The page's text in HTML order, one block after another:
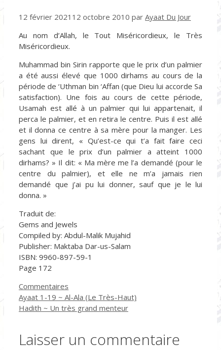
12 février 2021 12 octobre 2010 par Ayaat Du Jour
Au nom d’Allah, le Tout Miséricordieux, le Très
Miséricordieux.
Muhammad bin Sirin rapporte que le prix d’un palmier
a été aussi élevé que 1000 dirhams au cours de la
période de ‘Uthman bin ‘Affan (que Dieu lui accorde Sa
satisfaction). Une fois au cours de cette période,
Usamah est allé à un palmier qui lui appartenait, il
perca le palmier, et en retira le centre. Puis il est allé
et il donna ce centre à sa mère pour la manger. Les
gens lui dirent, « Qu’est-ce qui t’a fait faire ceci
sachant que le prix d’un palmier a atteint 1000
dirhams? » Il dit: « Ma mère me l’a demandé (pour le
centre du palmier), et elle ne m’a jamais rien
demandé que j’ai pu lui donner, sauf que je le lui
donna. »
Traduit de:
Gems and Jewels
Compiled by: Abdul-Malik Mujahid
Publisher: Maktaba Dar-us-Salam
ISBN: 9960-897-59-1
Page 172
Catégories
Commentaires
Ayaat 1-19 ~ Al-Ala (Le Très-Haut)
Hadith ~ Un très grand menteur
Laisser un commentaire